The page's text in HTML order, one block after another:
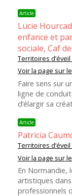
Article
Lucie
enfance et
sociale, Caf
Territoires d’éveil
Voir la page sur
Faire sens sur
ligne de
d’élargir sa
Article
Patricia
Territoires d’éveil
Voir la page sur
En Normandie,
artistiques
professionnels